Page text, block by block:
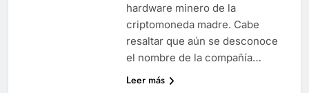
hardware minero de la
criptomoneda madre. Cabe
resaltar que aún se desconoce
el nombre de la compañía…
Leer más